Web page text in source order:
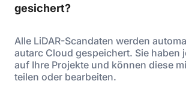
gesichert?
Alle LiDAR-Scandaten werden
autarc Cloud gespeichert. Sie haben
auf Ihre Projekte und können diese
teilen oder bearbeiten.